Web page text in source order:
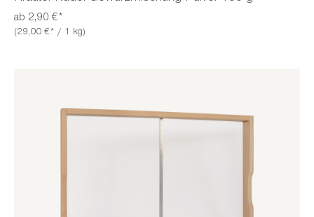
ab 2,90 €*
(29,00 €* / 1 kg)